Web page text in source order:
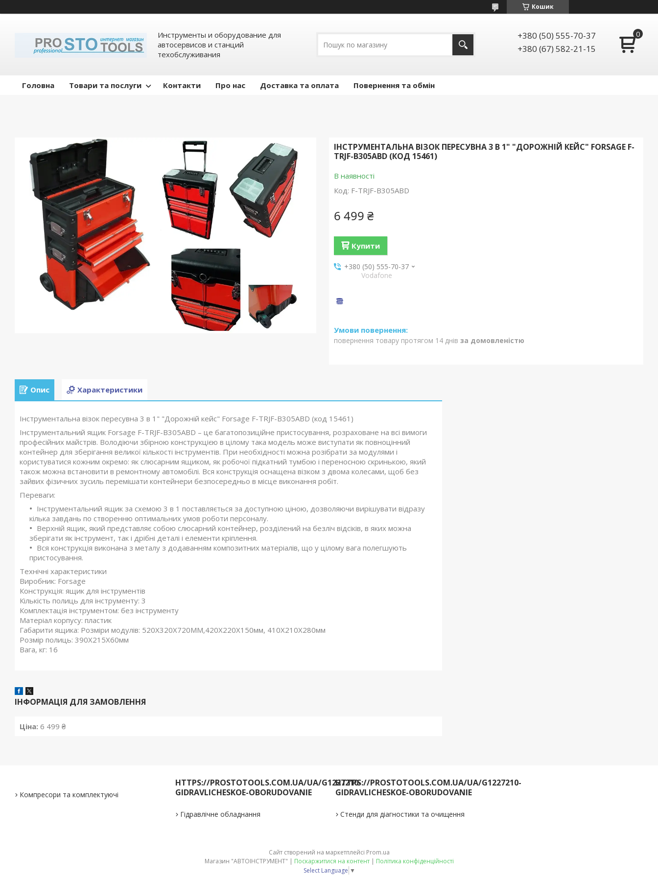
Кошик
Инструменты и оборудование для
автосервисов и станций
техобслуживания
+380 (50) 555-70-37
+380 (67) 582-21-15
Головна Товари та послуги Контакти Про нас Доставка та оплата Повернення та обмін
ІНСТРУМЕНТАЛЬНА ВІЗОК ПЕРЕСУВНА 3 В 1" "ДОРОЖНІЙ КЕЙС" FORSAGE F-
TRJF-B305ABD (КОД 15461)
В наявності
Код: F-TRJF-B305ABD
6 499 ₴
Купити
+380 (50) 555-70-37
Vodafone
повернення товару протягом 14 днів за домовленістю
Опис Характеристики
Інструментальна візок пересувна 3 в 1" "Дорожній кейс" Forsage F-TRJF-B305ABD (код 15461)
Інструментальний ящик Forsage F-TRJF-B305ABD – це багатопозиційне пристосування, розраховане на всі вимоги
професійних майстрів. Володіючи збірною конструкцією в цілому така модель може виступати як повноцінний
контейнер для зберігання великої кількості інструментів. При необхідності можна розібрати за модулями і
користуватися кожним окремо: як слюсарним ящиком, як робочої підкатний тумбою і переносною скринькою, який
також можна встановити в ремонтному автомобілі. Вся конструкція оснащена візком з двома колесами, щоб без
зайвих фізичних зусиль перемішати контейнери безпосередньо в місце виконання робіт.
Переваги:
Інструментальний ящик за схемою 3 в 1 поставляється за доступною ціною, дозволяючи вирішувати відразу
кілька завдань по створенню оптимальних умов роботи персоналу.
Верхній ящик, який представляє собою слюсарний контейнер, розділений на безліч відсіків, в яких можна
зберігати як інструмент, так і дрібні деталі і елементи кріплення.
Вся конструкція виконана з металу з додаванням композитних матеріалів, що у цілому вага полегшують
пристосування.
Технічні характеристики
Виробник: Forsage
Конструкція: ящик для інструментів
Кількість полиць для інструменту: 3
Комплектація інструментом: без інструменту
Матеріал корпусу: пластик
Габарити ящика: Розміри модулів: 520Х320Х720ММ,420Х220Х150мм, 410Х210Х280мм
Розмір полиць: 390Х215Х60мм
Вага, кг: 16
ІНФОРМАЦІЯ ДЛЯ ЗАМОВЛЕННЯ
Ціна: 6 499 ₴
Компресори та комплектуючі
HTTPS://PROSTOTOOLS.COM.UA/UA/G1227210-
GIDRAVLICHESKOE-OBORUDOVANIE
Гідравлічне обладнання
HTTPS://PROSTOTOOLS.COM.UA/UA/G1227210-
GIDRAVLICHESKOE-OBORUDOVANIE
Стенди для діагностики та очищення
Сайт створений на маркетплейсі Prom.ua
Магазин "АВТОІНСТРУМЕНТ" | Поскаржитися на контент | Політика конфіденційності
Select Language ▼